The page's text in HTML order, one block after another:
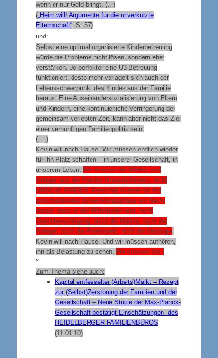
wenn er nur Geld bringt. (…)
(„Heim will! Argumente für die unverkürzte
Elternschaft“, S. 57)
und:
Selbst eine optimal organisierte Kinderbetreuung
würde die Probleme nicht lösen, sondern eher
verstärken. Je perfekter eine U3-Betreuung
funktioniert, desto mehr verlagert sich auch der
Lebensschwerpunkt des Kindes aus der Familie
heraus. Eine Auseinandersozialisierung von Eltern
und Kindern, eine kontinuierliche Verringerung der
gemeinsam verlebten Zeit, kann aber nicht das Ziel
einer vernünftigen Familienpolitik sein.
(….)
Kevin will nach Hause. Wir müssen endlich wieder
für ihn Platz schaffen – in unserer Gesellschaft, in
unserem Leben. Wir müssen die Märkte und
Anleger aus der Familie hinausbefördern, nicht
UNSERE KINDER. Kevin hat in einer für ihn
entscheidenden Entwicklungsphase ein Recht
darauf, dass er der Mittelpunkt wird, nicht
Gleichberechtigung, nicht die Märkte, nicht die
Anleger, nicht die Arbeitswelt, nicht die Ideologie.
Kevin will nach Hause. Und wir müssen aufhören,
ihn als Belastung zu sehen. Wirmüssen ihn )
°
Zum Thema siehe auch:
Kapital entfesselter (Arbeits)Markt – Rezept
zur (Selbst)Zerstörung der Familien und der
Gesellschaft – Neue Studie der Max-Planck-
Gesellschaft bestätigt Einschätzungen des
HEIDELBERGER FAMILIENBÜROS
(11.01.10)